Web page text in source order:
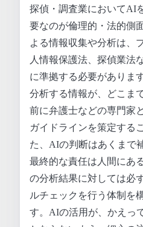
探偵・調査業においてAI
要なのが倫理的・法的側
よる情報収集や分析は、
人情報保護法、探偵業法
に準拠する必要がありま
分析する情報が、どこま
前に弁護士などの専門家
ガイドラインを策定する
た、AIの判断はあくまで
最終的な責任は人間にあ
の分析結果に対しては必
ルチェックを行う体制を
す。AIの活用が、かえっ